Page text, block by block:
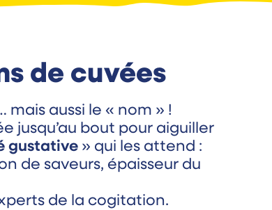
de cuvées
aussi le « nom » !
jusqu’au bout pour aiguiller
gustative » qui les attend :
de saveurs, épaisseur du
de la cogitation.